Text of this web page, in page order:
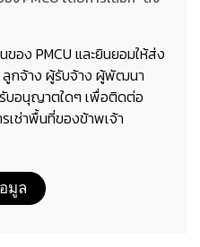
ของ PMCU และยินยอมให้ส่ง
ลูกจ้าง ผู้รับจ้าง ผู้พัฒนา
บอนุญาตใดๆ เพื่อติดต่อ
เช่าพื้นที่ของข้าพเจ้า
มูล